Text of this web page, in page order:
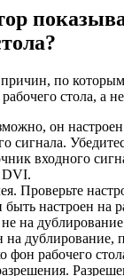
по
стола, а
он
сигнала.
входного
Проверьте
настроен на
не на
на дублирование,
фон рабочего